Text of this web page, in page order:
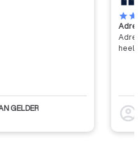
GELDER
starstar
heel
account_circle